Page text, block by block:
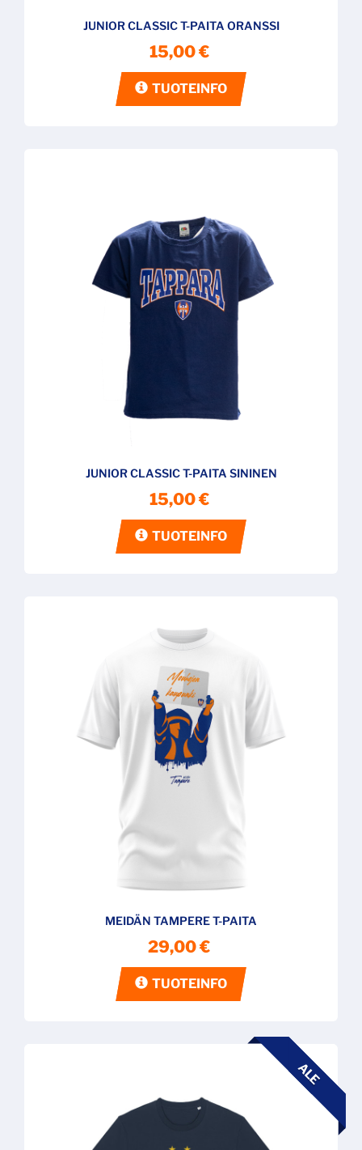
JUNIOR CLASSIC T-PAITA ORANSSI
15,00 €
TUOTEINFO
JUNIOR CLASSIC T-PAITA SININEN
15,00 €
TUOTEINFO
MEIDÄN TAMPERE T-PAITA
29,00 €
TUOTEINFO
ALE